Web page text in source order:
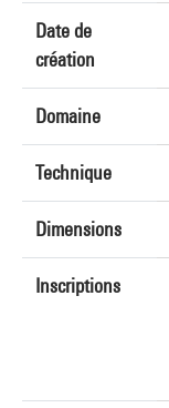
Date de
création
Domaine
Technique
Dimensions
Inscriptions